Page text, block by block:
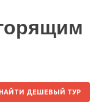
ДЕШЕВЫЙ ТУР